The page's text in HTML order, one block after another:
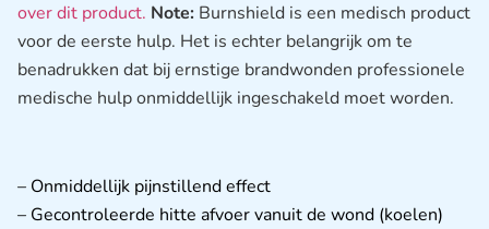
over dit product. Note: Burnshield is een medisch product
voor de eerste hulp. Het is echter belangrijk om te
benadrukken dat bij ernstige brandwonden professionele
medische hulp onmiddellijk ingeschakeld moet worden.
– Onmiddellijk pijnstillend effect
– Gecontroleerde hitte afvoer vanuit de wond (koelen)